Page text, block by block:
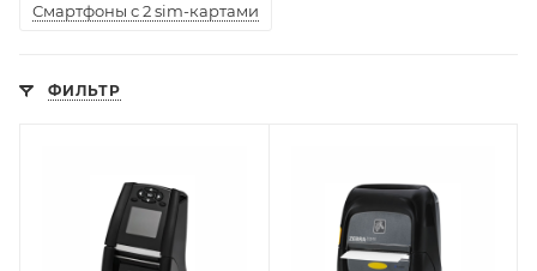
Смартфоны с 2 sim-картами
ФИЛЬТР